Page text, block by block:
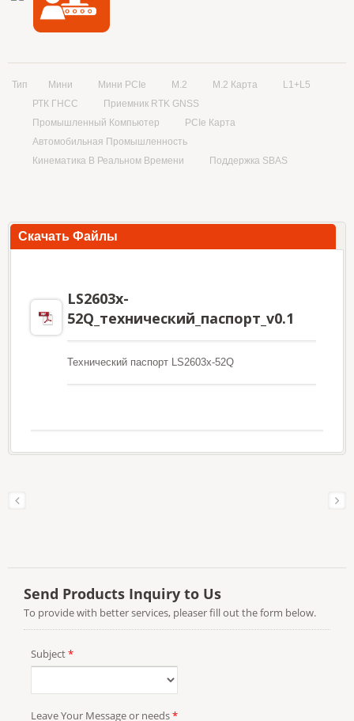
Тип Мини Мини PCIe M.2 M.2 Карта
L1+L5
РТК ГНСС
Приемник RTK GNSS
Промышленный Компьютер
PCIe Карта
Автомобильная Промышленность
Кинематика В Реальном Времени
Поддержка SBAS
Скачать Файлы
LS2603x-
52Q_технический_паспорт_v0.1
Технический паспорт LS2603x-52Q